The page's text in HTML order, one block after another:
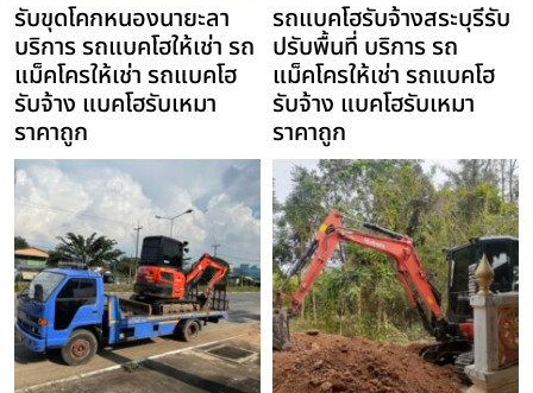
รับขุดโคกหนองนายะลา
บริการ รถแบคโฮให้เช่า รถ
แม็คโครให้เช่า รถแบคโฮ
รับจ้าง แบคโฮรับเหมา
ราคาถูก
รถแบคโฮรับจ้างสระบุรีรับ
ปรับพื้นที่ บริการ รถ
แม็คโครให้เช่า รถแบคโฮ
รับจ้าง แบคโฮรับเหมา
ราคาถูก